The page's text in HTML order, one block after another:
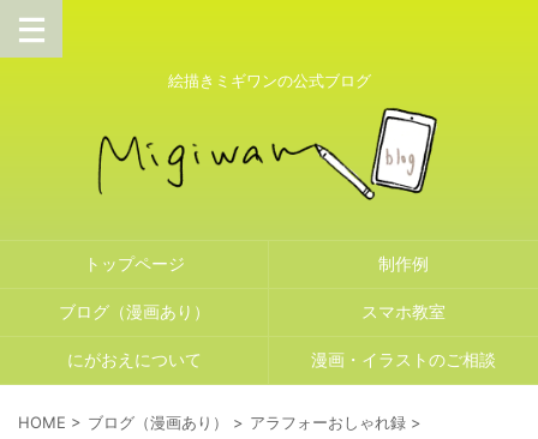
絵描きミギワンの公式ブログ
トップページ 制作例
ブログ（漫画あり） スマホ教室
にがおえについて 漫画・イラストのご相談
HOME > ブログ（漫画あり） > アラフォーおしゃれ録 >